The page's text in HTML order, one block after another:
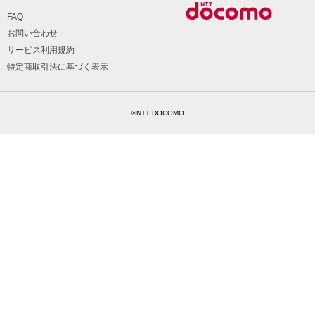
FAQ
お問い合わせ
サービス利用規約
特定商取引法に基づく表示
©NTT DOCOMO